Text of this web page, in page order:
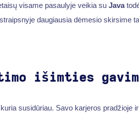
visame pasaulyje veikia su Java
daugiausia dėmesio skirsime
išimties
susidūriau. Savo karjeros pradžioje